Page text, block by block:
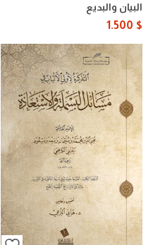
البيان والبديع
1.500 $